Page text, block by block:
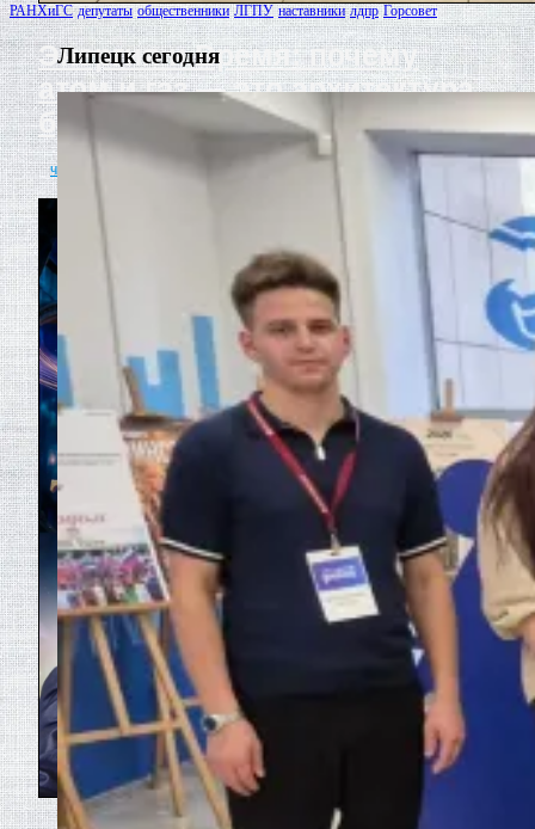
Энергия и Время: почему
атом и газ — это архитектура
будущего
читать полностью
РАНХиГС депутаты общественники ЛГПУ наставники лдпр Горсовет
Липецк сегодня